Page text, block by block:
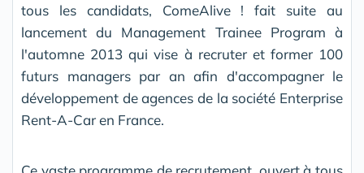
tous les candidats, ComeAlive ! fait suite au
lancement du Management Trainee Program à
l'automne 2013 qui vise à recruter et former 100
futurs managers par an afin d'accompagner le
développement de agences de la société Enterprise
Rent-A-Car en France.